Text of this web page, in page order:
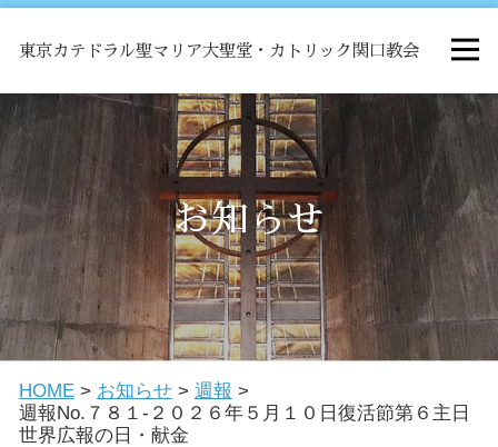
東京カテドラル聖マリア大聖堂・カトリック関口教会
HOME
ミサ
お知らせ
関口教会について
教会学校・中高生会
お知らせ
HOME> お知らせ> 週報 >
週報No.７８１-２０２６年５月１０日復活節第６主日
世界広報の日・献金